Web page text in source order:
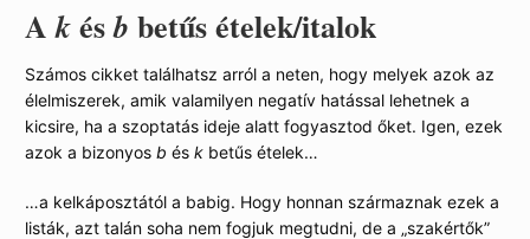
Akésb betűs ételek/italok
Számos cikket találhatsz arról a neten, hogy melyek azok az
élelmiszerek, amik valamilyen negatív hatással lehetnek a
kicsire, ha a szoptatás ideje alatt fogyasztod őket. Igen, ezek
azok a bizonyos b és kbetűs ételek…
…a kelkáposztától a babig. Hogy honnan származnak ezek a
listák, azt talán soha nem fogjuk megtudni, de a „szakértők”